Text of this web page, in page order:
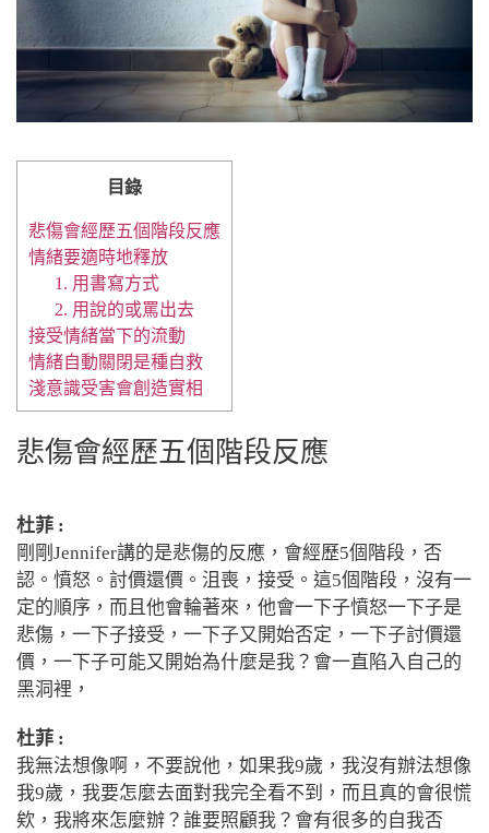
目錄
悲傷會經歷五個階段反應
情緒要適時地釋放
1. 用書寫方式
2. 用說的或罵出去
接受情緒當下的流動
情緒自動關閉是種自救
淺意識受害會創造實相
悲傷會經歷五個階段反應
杜菲 :
剛剛Jennifer講的是悲傷的反應，會經歷5個階段，否
認。憤怒。討價還價。沮喪，接受。這5個階段，沒有一
定的順序，而且他會輪著來，他會一下子憤怒一下子是
悲傷，一下子接受，一下子又開始否定，一下子討價還
價，一下子可能又開始為什麼是我？會一直陷入自己的
黑洞裡，
杜菲 :
我無法想像啊，不要說他，如果我9歲，我沒有辦法想像
我9歲，我要怎麼去面對我完全看不到，而且真的會很慌
欸，我將來怎麼辦？誰要照顧我？會有很多的自我否